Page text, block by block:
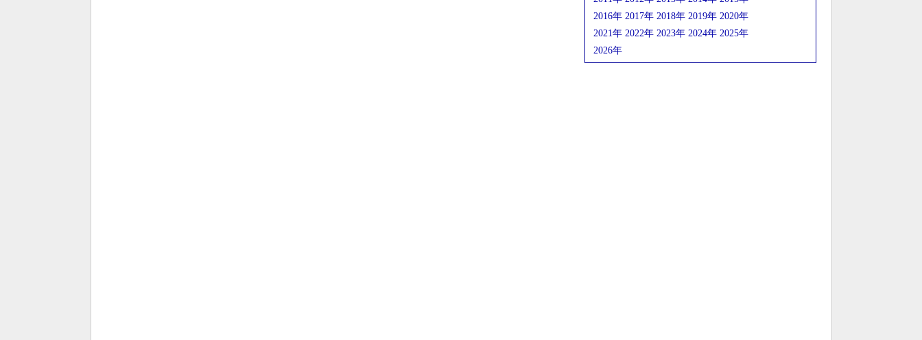
2016年 2017年 2018年 2019年 2020年
2021年 2022年 2023年 2024年 2025年
2026年